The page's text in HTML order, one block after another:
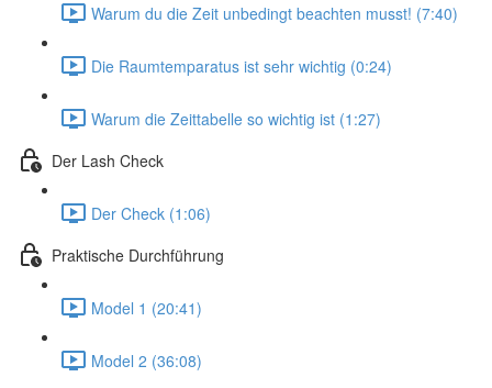
Warum du die Zeit unbedingt beachten musst! (7:40)
Die Raumtemparatus ist sehr wichtig (0:24)
Warum die Zeittabelle so wichtig ist (1:27)
Der Lash Check
Der Check (1:06)
Praktische Durchführung
Model 1 (20:41)
Model 2 (36:08)